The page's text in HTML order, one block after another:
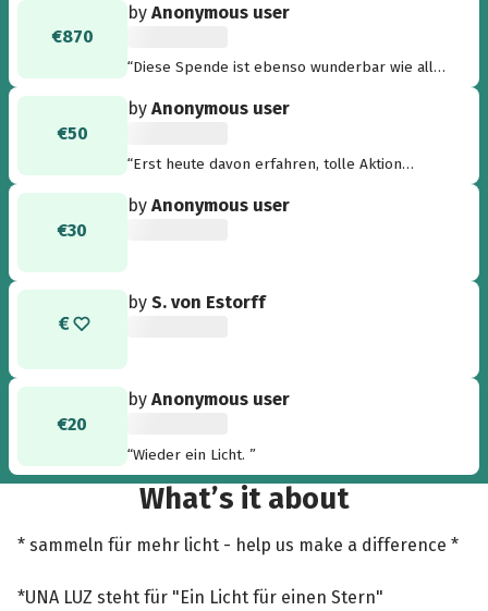
Happiness ***** ”
€870
byAnonymous user
“Diese Spende ist ebenso wunderbar wie alle
mein Kollege Werner Speckmann hat sich zu
ausser Spenden für Una Luz und damit für
mehr Licht für das Kinder-Hospiz
Sternenbrücke - was für ein wundervoller
Gedanke!!! thankful!!!!”
€50
byAnonymous user
“Erst heute davon erfahren, tolle Aktion
€30
byAnonymous user
byS. von Estorff
€20
byAnonymous user
“Wieder ein Licht. ”
What’s it about
* sammeln für mehr licht - help us make a difference *
*UNA LUZ steht für "Ein Licht für einen Stern"